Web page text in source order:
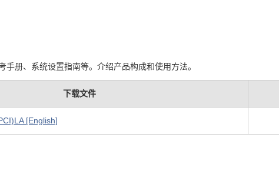
手册、系统设置指南等。介绍产品构成和使用方法。
下载文件
[English]